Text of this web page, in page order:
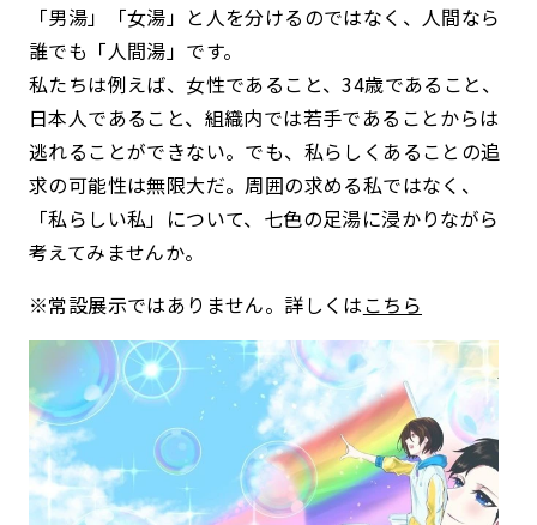
「男湯」「女湯」と人を分けるのではなく、人間なら
誰でも「人間湯」です。
私たちは例えば、女性であること、34歳であること、
日本人であること、組織内では若手であることからは
逃れることができない。でも、私らしくあることの追
求の可能性は無限大だ。周囲の求める私ではなく、
「私らしい私」について、七色の足湯に浸かりながら
考えてみませんか。
※常設展示ではありません。詳しくはこちら